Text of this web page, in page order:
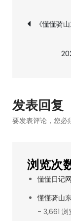
文
航
《懂懂骑
发表回复
要发表评论，您必
浏览次
懂懂日记
懂懂骑山
- 3,661 浏